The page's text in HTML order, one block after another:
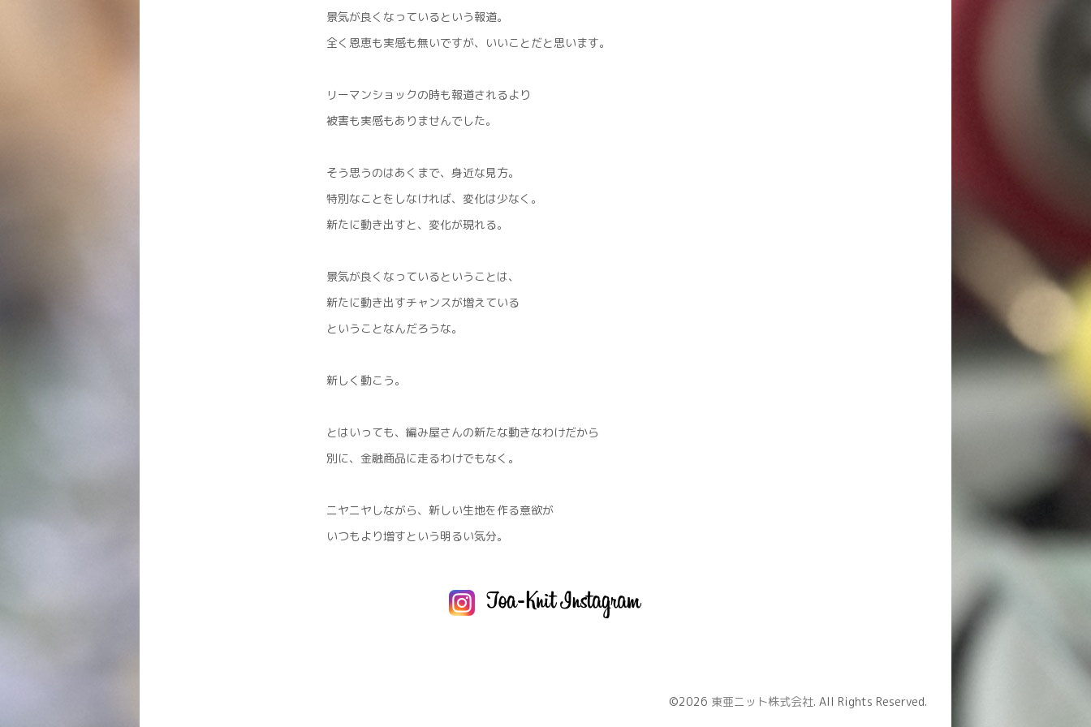
景気が良くなっているという報道。
全く恩恵も実感も無いですが、いいことだと思います。
リーマンショックの時も報道されるより
被害も実感もありませんでした。
そう思うのはあくまで、身近な見方。
特別なことをしなければ、変化は少なく。
新たに動き出すと、変化が現れる。
景気が良くなっているということは、
新たに動き出すチャンスが増えている
ということなんだろうな。
新しく動こう。
とはいっても、編み屋さんの新たな動きなわけだから
別に、金融商品に走るわけでもなく。
ニヤニヤしながら、新しい生地を作る意欲が
いつもより増すという明るい気分。
©2026 東亜ニット株式会社. All Rights Reserved.